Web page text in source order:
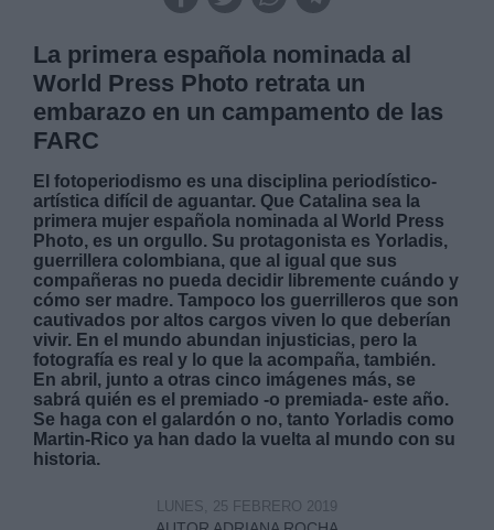
La primera española nominada al
World Press Photo retrata un
embarazo en un campamento de las
FARC
El fotoperiodismo es una disciplina periodístico-
artística difícil de aguantar. Que Catalina sea la
primera mujer española nominada al World Press
Photo, es un orgullo. Su protagonista es Yorladis,
guerrillera colombiana, que al igual que sus
compañeras no pueda decidir libremente cuándo y
cómo ser madre. Tampoco los guerrilleros que son
cautivados por altos cargos viven lo que deberían
vivir. En el mundo abundan injusticias, pero la
fotografía es real y lo que la acompaña, también.
En abril, junto a otras cinco imágenes más, se
sabrá quién es el premiado -o premiada- este año.
Se haga con el galardón o no, tanto Yorladis como
Martin-Rico ya han dado la vuelta al mundo con su
historia.
LUNES, 25 FEBRERO 2019
Legitimación:
Destinatarios:
Derechos:
link
Información adicional